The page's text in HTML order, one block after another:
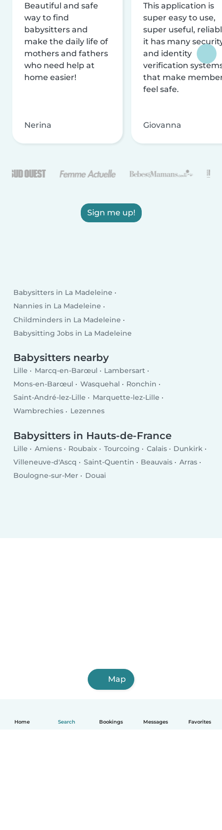
Home Search Bookings Messages Favorites
Beautiful and safe
way to find
babysitters and
make the daily life of
mothers and fathers
who need help at
home easier!
Nerina
This application is
super easy to use,
super useful,
it has many
and identity
verification
that make
feel safe.
Giovanna
Sign me up!
Babysitters in La Madeleine
Nannies in La Madeleine
Childminders in La Madeleine
Babysitting Jobs in La Madeleine
Babysitters nearby
Lille Marcq-en-Barœul
Lambersart
Mons-en-Barœul
Wasquehal
Ronchin
Saint-André-lez-Lille
Marquette-lez-Lille
Wambrechies
Lezennes
Babysitters in Hauts-de-France
Lille Amiens Roubaix Tourcoing Calais
Dunkirk
Villeneuve-d'Ascq
Saint-Quentin Beauvais
Arras
Boulogne-sur-Mer
Douai
Map